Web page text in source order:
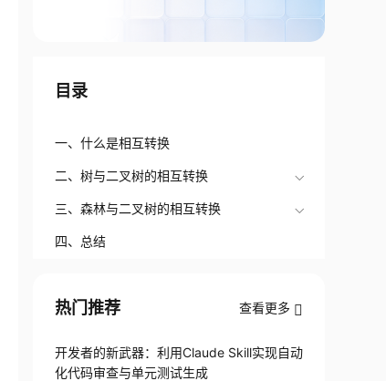
目录
一、什么是相互转换
二、树与二叉树的相互转换
三、森林与二叉树的相互转换
四、总结
热门推荐 查看更多
开发者的新武器：利用Claude Skill实现自动
化代码审查与单元测试生成